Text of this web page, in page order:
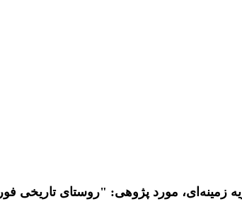
زمینه‌ای، مورد پژوهی: "روستای تاریخی